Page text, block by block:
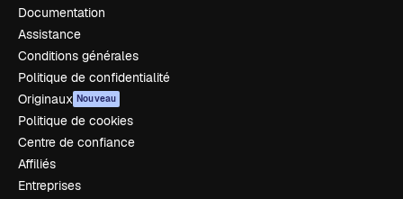
Documentation
Assistance
Conditions générales
Politique de confidentialité
Originaux Nouveau
Politique de cookies
Centre de confiance
Affiliés
Entreprises